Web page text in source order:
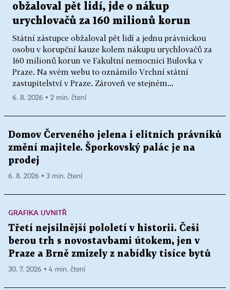
obžaloval pět lidí, jde o nákup
urychlovačů za 160 milionů korun
Státní zástupce obžaloval pět lidí a jednu právnickou
osobu v korupční kauze kolem nákupu urychlovačů za
160 milionů korun ve Fakultní nemocnici Bulovka v
Praze. Na svém webu to oznámilo Vrchní státní
zastupitelství v Praze. Zároveň ve stejném...
6. 8. 2026 ▪ 2 min. čtení
Domov Červeného jelena i elitních právníků
změní majitele. Šporkovský palác je na
prodej
6. 8. 2026 ▪ 3 min. čtení
GRAFIKA UVNITŘ
Třetí nejsilnější pololetí v historii. Češi
berou trh s novostavbami útokem, jen v
Praze a Brně zmizely z nabídky tisíce bytů
30. 7. 2026 ▪ 4 min. čtení